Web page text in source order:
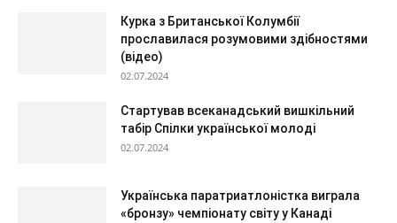
Курка з Британської Колумбії
прославилася розумовими здібностями
(відео)
02.07.2024
Стартував всеканадський вишкільний
табір Спілки української молоді
02.07.2024
Українська паратриатлоністка виграла
«бронзу» чемпіонату світу у Канаді